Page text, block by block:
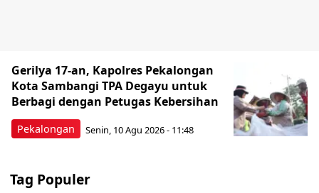
Pekalongan
Gerilya 17-an, Kapolres Pekalongan
Kota Sambangi TPA Degayu untuk
Berbagi dengan Petugas Kebersihan
Senin, 10 Agu 2026 - 11:48
Tag Populer